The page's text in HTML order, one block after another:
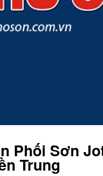
Phối Sơn
Trung